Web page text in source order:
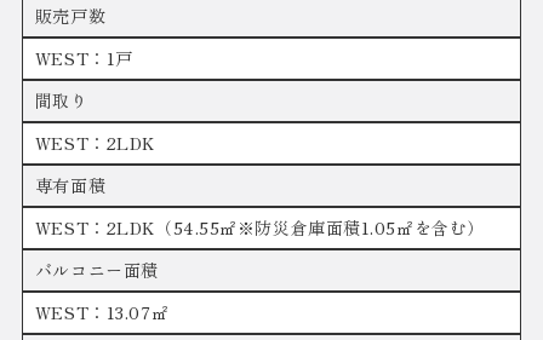
販売戸数
WEST：1戸
間取り
WEST：2LDK
専有面積
WEST：2LDK（54.55㎡※防災倉庫面積1.05㎡を含む）
バルコニー面積
WEST：13.07㎡